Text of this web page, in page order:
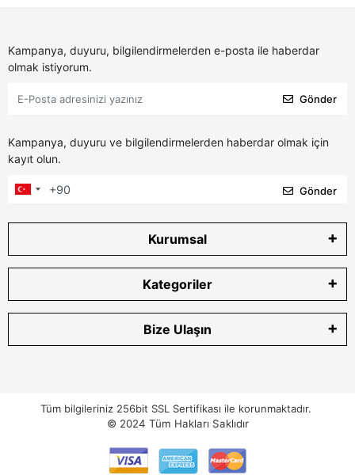
Kampanya, duyuru, bilgilendirmelerden e-posta ile haberdar
olmak istiyorum.
Gönder
Kampanya, duyuru ve bilgilendirmelerden haberdar olmak için
kayıt olun.
Gönder
Kurumsal
Kategoriler
Bize Ulaşın
Tüm bilgileriniz 256bit SSL Sertifikası ile korunmaktadır.
© 2024 Tüm Hakları Saklıdır